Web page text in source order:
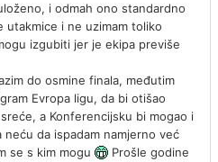
i odmah ono standardno
utakmice i ne uzimam toliko
izgubiti jer je ekipa previše
do osmine finala, međutim
Evropa ligu, da bi otišao
a Konferencijsku bi mogao i
da ispadam namjerno već
se s kim mogu
Prošle godine